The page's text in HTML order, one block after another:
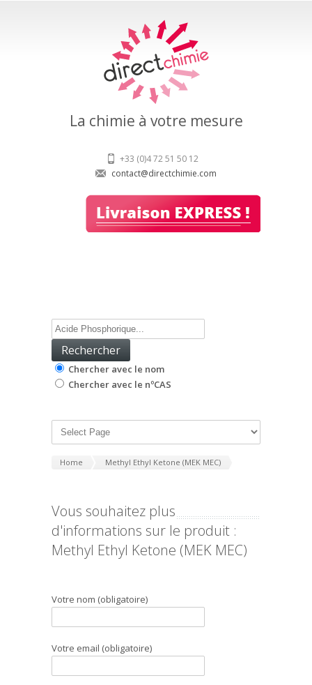
La chimie à votre mesure
+33 (0)4 72 51 50 12
contact@directchimie.com
Chercher avec le nom
Chercher avec le nºCAS
Home Methyl Ethyl Ketone (MEK MEC)
Vous souhaitez plus
d'informations sur le produit :
Methyl Ethyl Ketone (MEK MEC)
Votre nom (obligatoire)
Votre email (obligatoire)